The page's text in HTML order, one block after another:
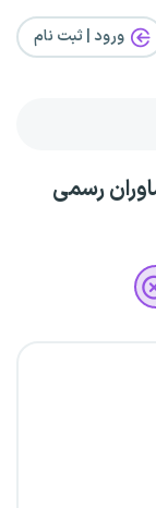
ورود | ثبت‌ نام
رسمی